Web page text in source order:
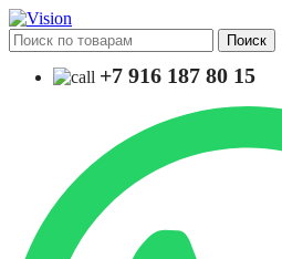
Поиск
+7 916 187 80 15